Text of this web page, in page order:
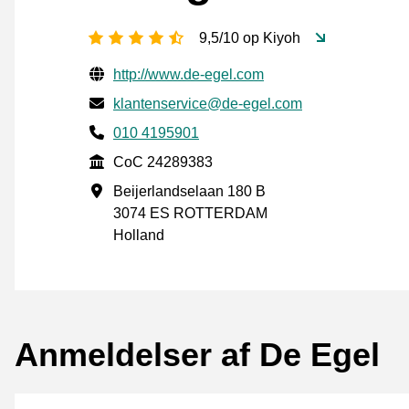
9,5/10 op Kiyoh
Verificerede kontaktoplysninger
Website URL
http://www.de-egel.com
E-mail
klantenservice@de-egel.com
Phone number
010 4195901
CoC
CoC 24289383
Forretningsadresse
Beijerlandselaan 180 B
3074 ES ROTTERDAM
Holland
Anmeldelser af De Egel